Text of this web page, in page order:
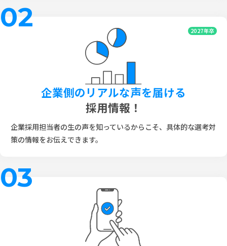
02 2027年卒
企業側のリアルな声を届ける
採用情報！
企業採用担当者の生の声を知っているからこそ、具体的な選考対
策の情報をお伝えできます。
03